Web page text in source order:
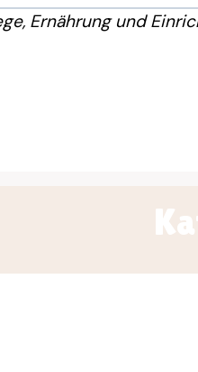
Ernährung und